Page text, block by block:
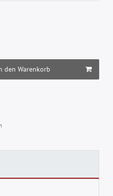
den Warenkorb